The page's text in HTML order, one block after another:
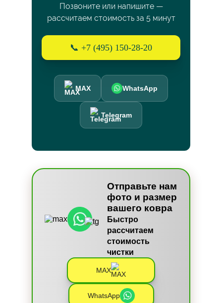
Позвоните или напишите —
рассчитаем стоимость за 5 минут
📞 +7 (495) 150-28-20
MAX WhatsApp
Telegram
Отправьте нам
фото и размер
вашего ковра
Быстро
рассчитаем
стоимость
чистки
MAX
WhatsApp